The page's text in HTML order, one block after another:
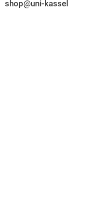
shop@uni-kassel